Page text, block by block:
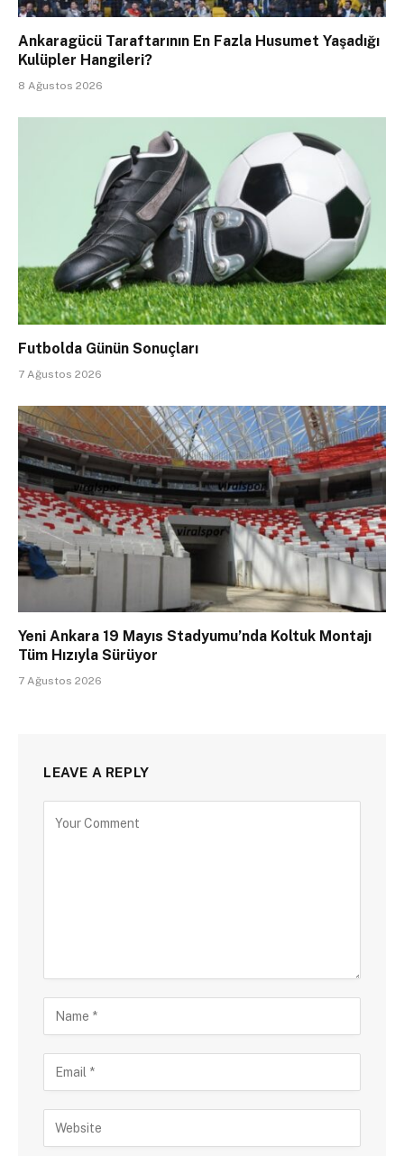
Ankaragücü Taraftarının En Fazla Husumet Yaşadığı
Kulüpler Hangileri?
8 Ağustos 2026
Futbolda Günün Sonuçları
7 Ağustos 2026
Yeni Ankara 19 Mayıs Stadyumu’nda Koltuk Montajı
Tüm Hızıyla Sürüyor
7 Ağustos 2026
LEAVE A REPLY